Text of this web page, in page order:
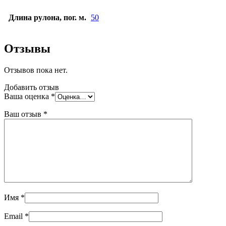
Длина рулона, пог. м. 50
Отзывы
Отзывов пока нет.
Добавить отзыв
Ваша оценка *
Ваш отзыв *
Имя *
Email *